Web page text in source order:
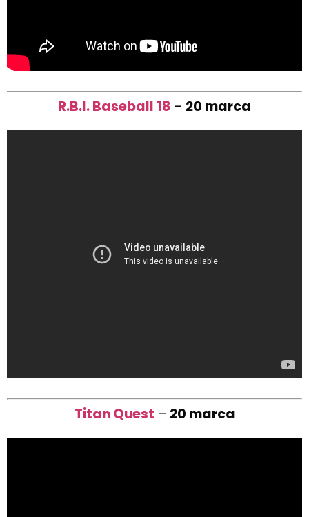
R.B.I. Baseball 18 – 20 marca
Titan Quest – 20 marca